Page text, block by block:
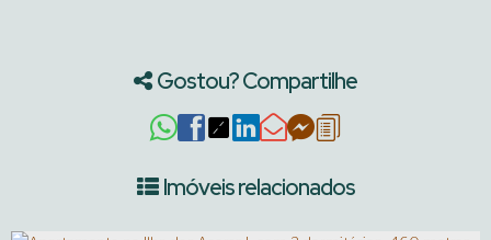
Gostou? Compartilhe
Imóveis relacionados